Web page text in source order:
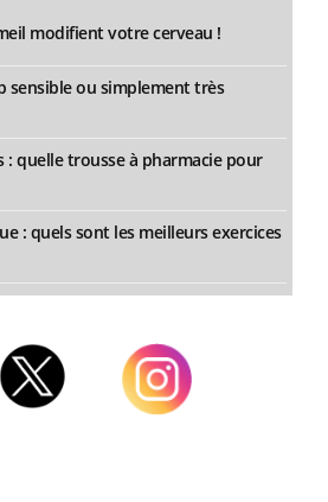
modifient votre cerveau !
sensible ou simplement très
: quelle trousse à pharmacie pour
: quels sont les meilleurs exercices